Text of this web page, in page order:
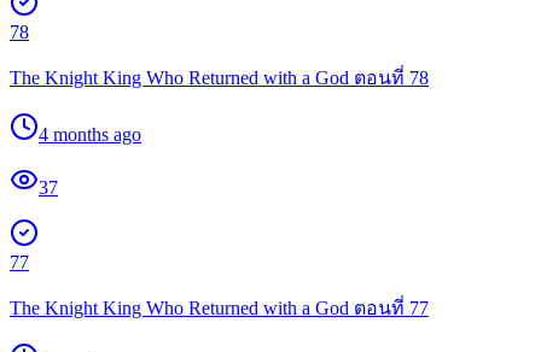
78
The Knight King Who Returned with a God ตอนที่ 78
4 months ago
37
77
The Knight King Who Returned with a God ตอนที่ 77